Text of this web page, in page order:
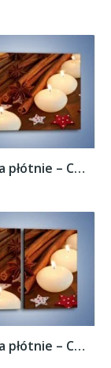
Obraz na płótnie – Cynamonowe szaleństwa...
Obraz na płótnie – Cynamonowe szaleństwa...